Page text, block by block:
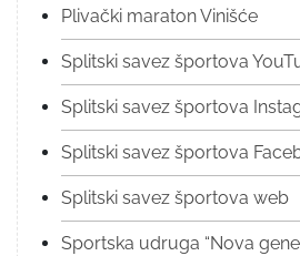
Plivački maraton Vinišće
Splitski savez športova
Splitski savez športova
Splitski savez športova
Splitski savez športova web
Sportska udruga “Nova